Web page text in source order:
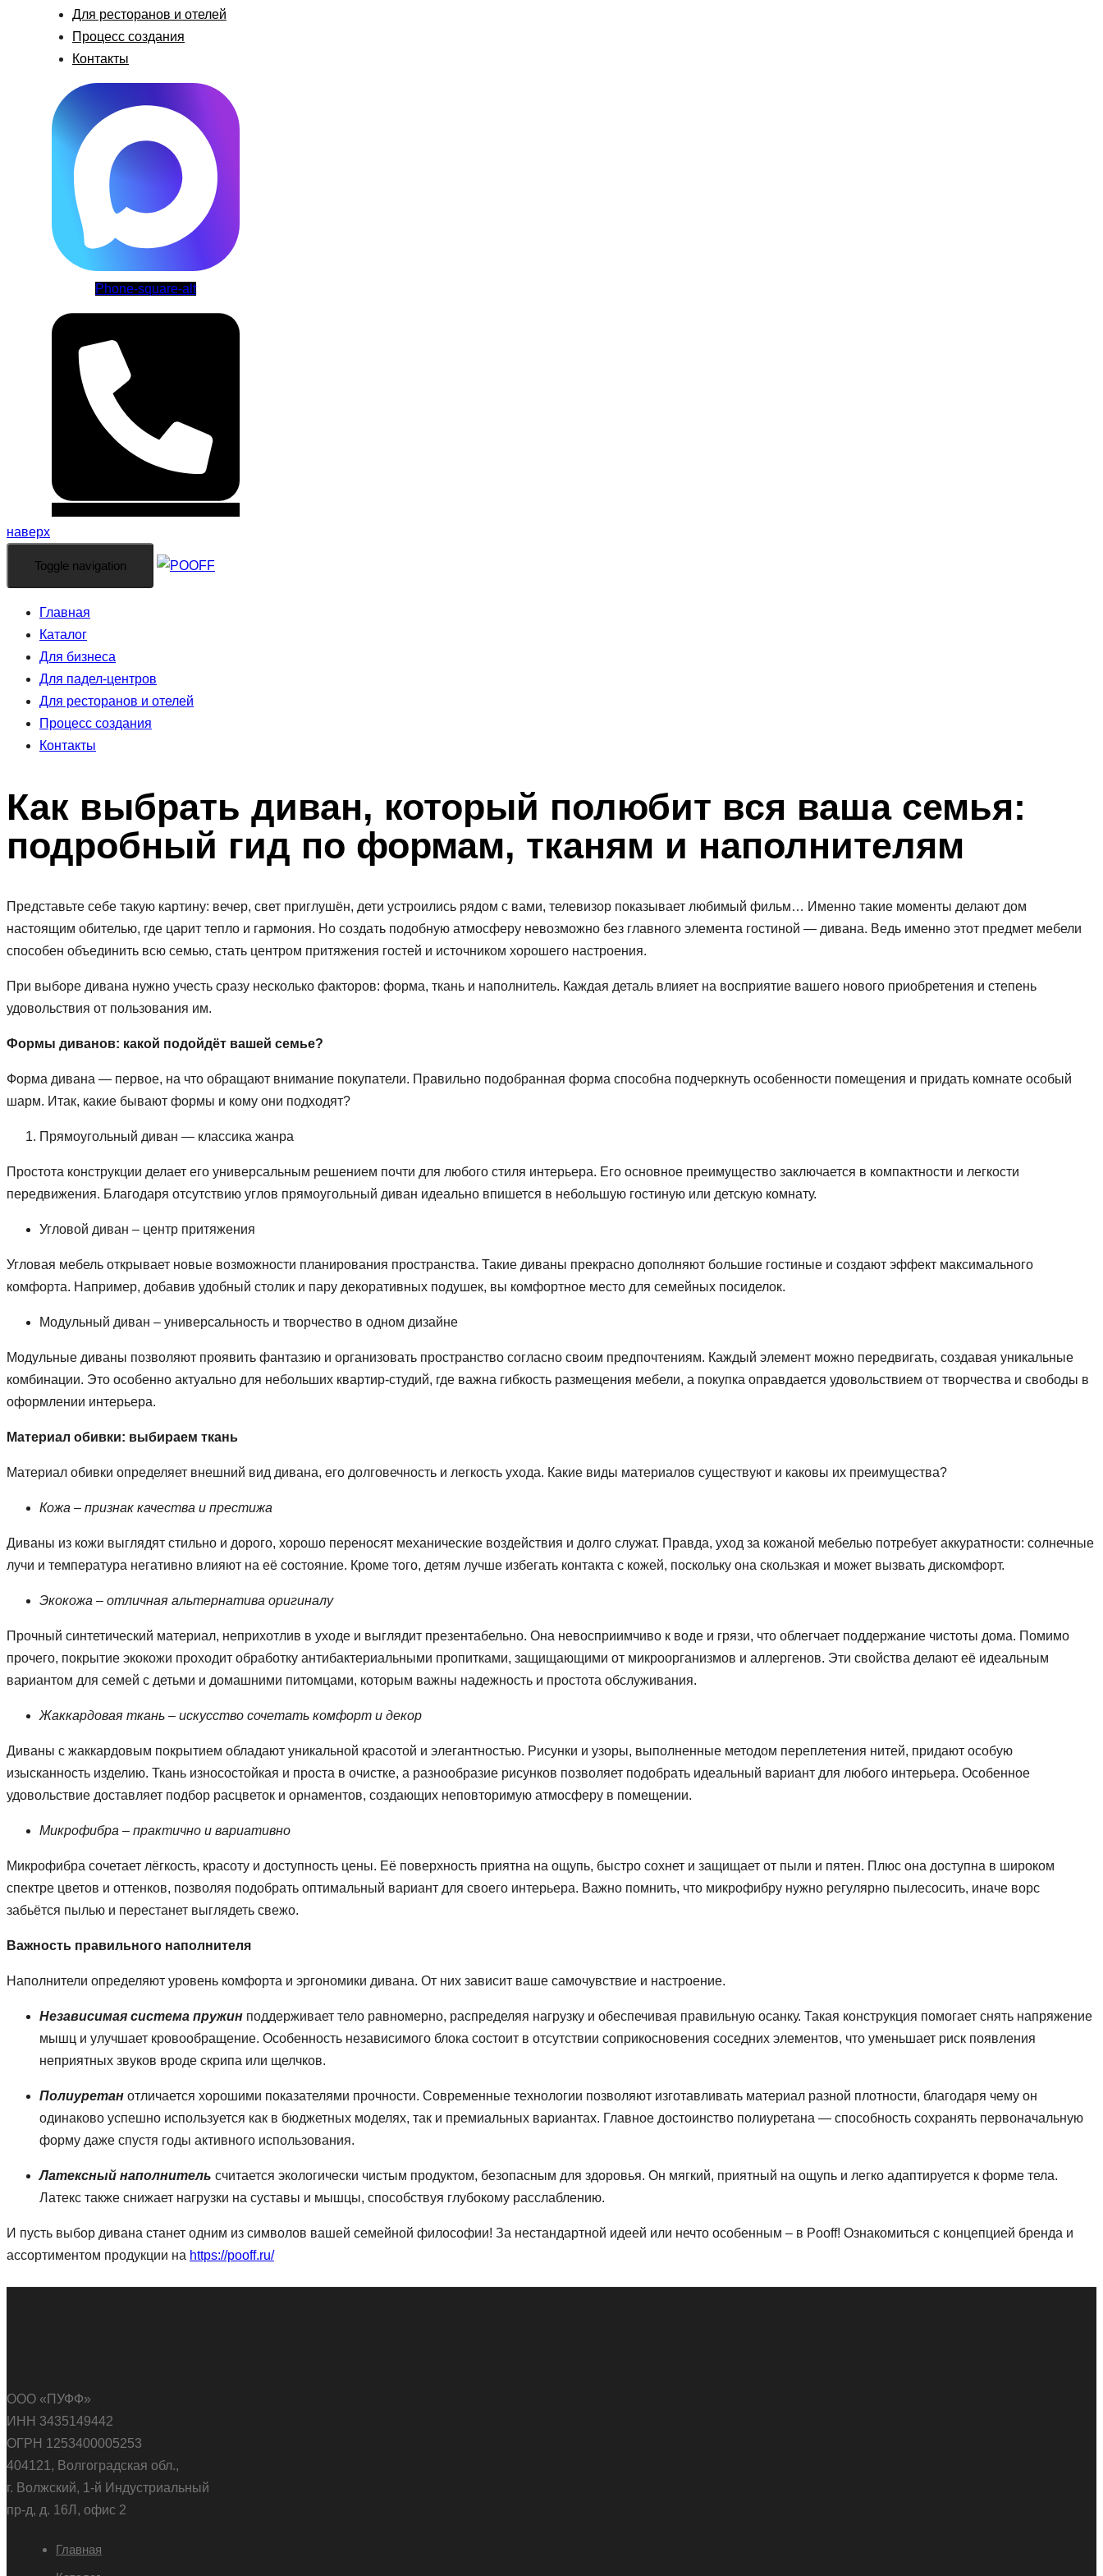
Для ресторанов и отелей
Процесс создания
Контакты
Phone-square-alt
наверх
Toggle navigation
Главная
Каталог
Для бизнеса
Для падел-центров
Для ресторанов и отелей
Процесс создания
Контакты
Как выбрать диван, который полюбит вся ваша семья:
подробный гид по формам, тканям и наполнителям
Представьте себе такую картину: вечер, свет приглушён, дети устроились рядом с вами, телевизор показывает любимый фильм… Именно такие моменты делают дом
настоящим обителью, где царит тепло и гармония. Но создать подобную атмосферу невозможно без главного элемента гостиной — дивана. Ведь именно этот предмет мебели
способен объединить всю семью, стать центром притяжения гостей и источником хорошего настроения.
При выборе дивана нужно учесть сразу несколько факторов: форма, ткань и наполнитель. Каждая деталь влияет на восприятие вашего нового приобретения и степень
удовольствия от пользования им.
Формы диванов: какой подойдёт вашей семье?
Форма дивана — первое, на что обращают внимание покупатели. Правильно подобранная форма способна подчеркнуть особенности помещения и придать комнате особый
шарм. Итак, какие бывают формы и кому они подходят?
Прямоугольный диван — классика жанра
Простота конструкции делает его универсальным решением почти для любого стиля интерьера. Его основное преимущество заключается в компактности и легкости
передвижения. Благодаря отсутствию углов прямоугольный диван идеально впишется в небольшую гостиную или детскую комнату.
Угловой диван – центр притяжения
Угловая мебель открывает новые возможности планирования пространства. Такие диваны прекрасно дополняют большие гостиные и создают эффект максимального
комфорта. Например, добавив удобный столик и пару декоративных подушек, вы комфортное место для семейных посиделок.
Модульный диван – универсальность и творчество в одном дизайне
Модульные диваны позволяют проявить фантазию и организовать пространство согласно своим предпочтениям. Каждый элемент можно передвигать, создавая уникальные
комбинации. Это особенно актуально для небольших квартир-студий, где важна гибкость размещения мебели, а покупка оправдается удовольствием от творчества и свободы в
оформлении интерьера.
Материал обивки: выбираем ткань
Материал обивки определяет внешний вид дивана, его долговечность и легкость ухода. Какие виды материалов существуют и каковы их преимущества?
Кожа – признак качества и престижа
Диваны из кожи выглядят стильно и дорого, хорошо переносят механические воздействия и долго служат. Правда, уход за кожаной мебелью потребует аккуратности: солнечные
лучи и температура негативно влияют на её состояние. Кроме того, детям лучше избегать контакта с кожей, поскольку она скользкая и может вызвать дискомфорт.
Экокожа – отличная альтернатива оригиналу
Прочный синтетический материал, неприхотлив в уходе и выглядит презентабельно. Она невосприимчиво к воде и грязи, что облегчает поддержание чистоты дома. Помимо
прочего, покрытие экокожи проходит обработку антибактериальными пропитками, защищающими от микроорганизмов и аллергенов. Эти свойства делают её идеальным
вариантом для семей с детьми и домашними питомцами, которым важны надежность и простота обслуживания.
Жаккардовая ткань – искусство сочетать комфорт и декор
Диваны с жаккардовым покрытием обладают уникальной красотой и элегантностью. Рисунки и узоры, выполненные методом переплетения нитей, придают особую
изысканность изделию. Ткань износостойкая и проста в очистке, а разнообразие рисунков позволяет подобрать идеальный вариант для любого интерьера. Особенное
удовольствие доставляет подбор расцветок и орнаментов, создающих неповторимую атмосферу в помещении.
Микрофибра – практично и вариативно
Микрофибра сочетает лёгкость, красоту и доступность цены. Её поверхность приятна на ощупь, быстро сохнет и защищает от пыли и пятен. Плюс она доступна в широком
спектре цветов и оттенков, позволяя подобрать оптимальный вариант для своего интерьера. Важно помнить, что микрофибру нужно регулярно пылесосить, иначе ворс
забьётся пылью и перестанет выглядеть свежо.
Важность правильного наполнителя
Наполнители определяют уровень комфорта и эргономики дивана. От них зависит ваше самочувствие и настроение.
Независимая система пружин поддерживает тело равномерно, распределяя нагрузку и обеспечивая правильную осанку. Такая конструкция помогает снять напряжение
мышц и улучшает кровообращение. Особенность независимого блока состоит в отсутствии соприкосновения соседних элементов, что уменьшает риск появления
неприятных звуков вроде скрипа или щелчков.
Полиуретан отличается хорошими показателями прочности. Современные технологии позволяют изготавливать материал разной плотности, благодаря чему он
одинаково успешно используется как в бюджетных моделях, так и премиальных вариантах. Главное достоинство полиуретана — способность сохранять первоначальную
форму даже спустя годы активного использования.
Латексный наполнитель считается экологически чистым продуктом, безопасным для здоровья. Он мягкий, приятный на ощупь и легко адаптируется к форме тела.
Латекс также снижает нагрузки на суставы и мышцы, способствуя глубокому расслаблению.
И пусть выбор дивана станет одним из символов вашей семейной философии! За нестандартной идеей или нечто особенным – в Pooff! Ознакомиться с концепцией бренда и
ассортиментом продукции на https://pooff.ru/
ООО «ПУФФ»
ИНН 3435149442
ОГРН 1253400005253
404121, Волгоградская обл.,
г. Волжский, 1-й Индустриальный
пр-д, д. 16Л, офис 2
Главная